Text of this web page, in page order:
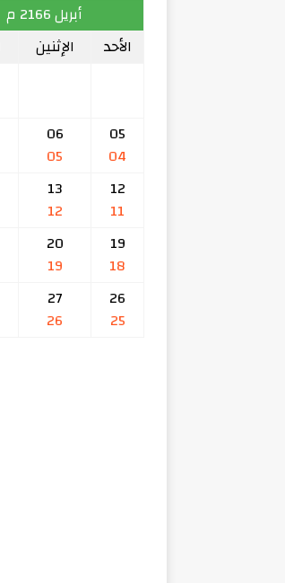
أبريل 2166 م
الأحد
الإثنين
05
04
06
05
12
11
13
12
19
18
20
19
26
25
27
26